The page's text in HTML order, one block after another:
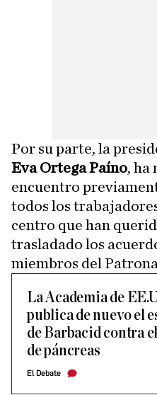
Por su parte, la
Eva Ortega Paíno, ha
encuentro
todos los
centro que han
trasladado los
miembros del
La Academia de
publica de nuevo el
de Barbacid contra
de páncreas
El Debate